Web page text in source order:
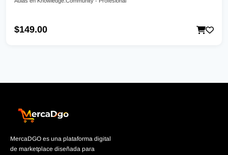
$149.00
MercaDGO es una plataforma digital
de marketplace diseñada para